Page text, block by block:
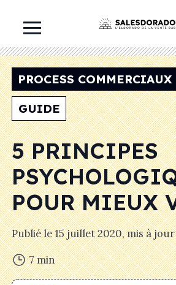
PROCESS COMMERCIAUX
GUIDE
5 PRINCIPES
POUR MIEUX
Publié le15 juillet 2020, mis à
7 min